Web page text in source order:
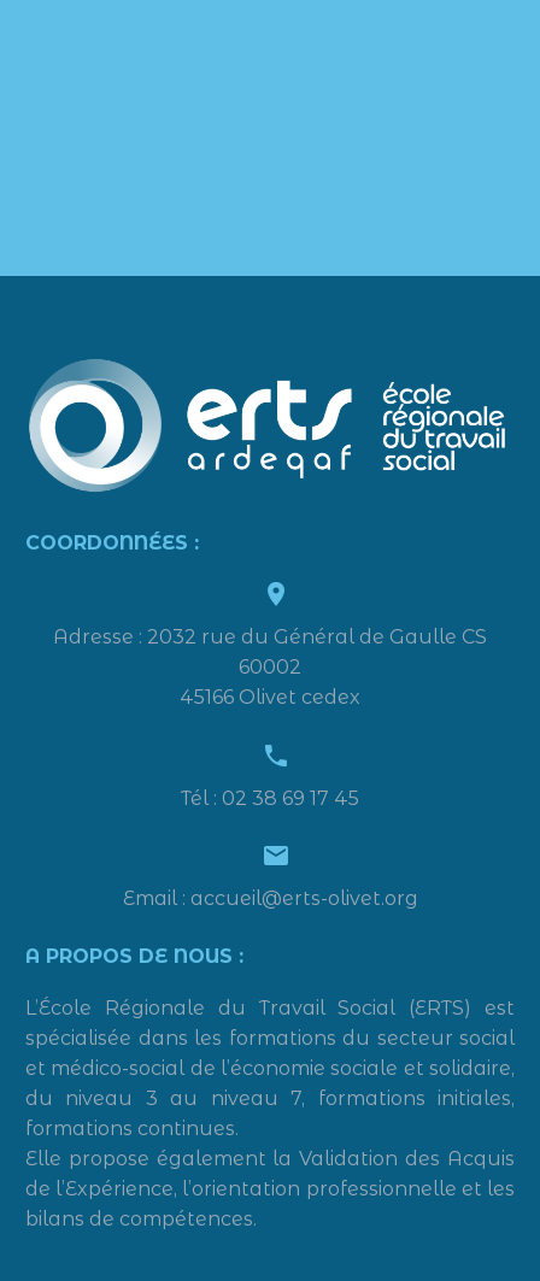
COORDONNÉES :


Adresse : 2032 rue du Général de Gaulle CS
60002
45166 Olivet cedex


Tél : 02 38 69 17 45


Email : accueil@erts-olivet.org
A PROPOS DE NOUS :
L’École Régionale du Travail Social (ERTS) est
spécialisée dans les formations du secteur social
et médico-social de l’économie sociale et solidaire,
du niveau 3 au niveau 7, formations initiales,
formations continues.
Elle propose également la Validation des Acquis
de l’Expérience, l’orientation professionnelle et les
bilans de compétences.